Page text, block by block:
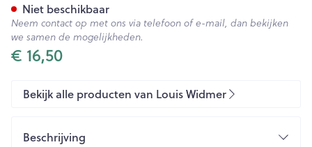
€ 16,50
Niet beschikbaar
Neem contact op met ons via telefoon of e-mail, dan bekijken
we samen de mogelijkheden.
Bekijk alle producten van Louis Widmer
Beschrijving